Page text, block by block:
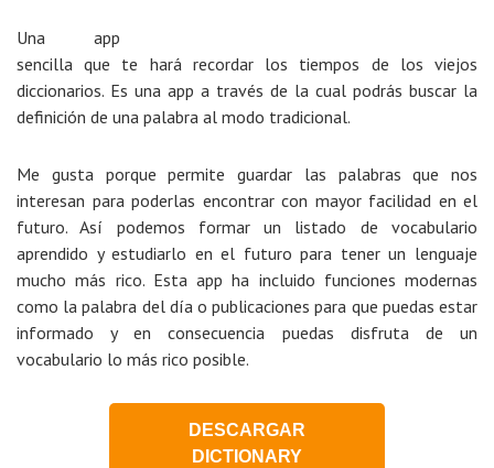
Una app
sencilla que te hará recordar los tiempos de los viejos
diccionarios. Es una app a través de la cual podrás buscar la
definición de una palabra al modo tradicional.
Me gusta porque permite guardar las palabras que nos
interesan para poderlas encontrar con mayor facilidad en el
futuro. Así podemos formar un listado de vocabulario
aprendido y estudiarlo en el futuro para tener un lenguaje
mucho más rico. Esta app ha incluido funciones modernas
como la palabra del día o publicaciones para que puedas estar
informado y en consecuencia puedas disfruta de un
vocabulario lo más rico posible.
DESCARGAR
DICTIONARY